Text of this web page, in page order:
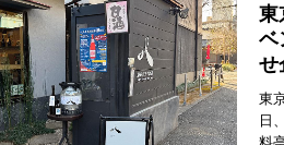
東
ベ
せ
東
日